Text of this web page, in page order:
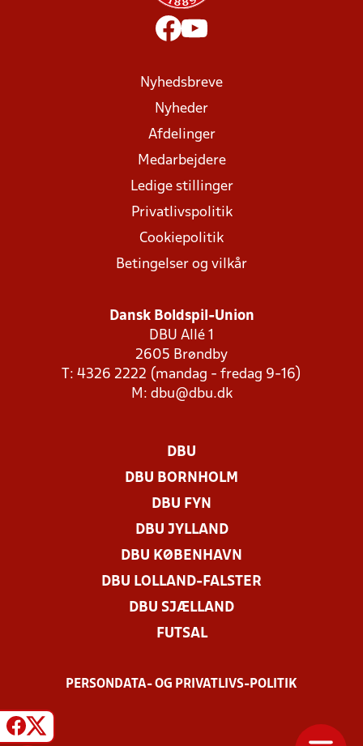
Nyhedsbreve
Nyheder
Afdelinger
Medarbejdere
Ledige stillinger
Privatlivspolitik
Cookiepolitik
Betingelser og vilkår
Dansk Boldspil-Union
DBU Allé 1
2605 Brøndby
T: 4326 2222 (mandag - fredag 9-16)
M: dbu@dbu.dk
DBU
DBU BORNHOLM
DBU FYN
DBU JYLLAND
DBU KØBENHAVN
DBU LOLLAND-FALSTER
DBU SJÆLLAND
FUTSAL
PERSONDATA- OG PRIVATLIVS-POLITIK